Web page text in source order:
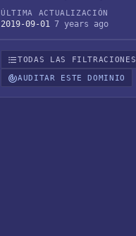
ÚLTIMA ACTUALIZACIÓN
2019-09-01 7 years ago
TODAS LAS FILTRACIONES
AUDITAR ESTE DOMINIO